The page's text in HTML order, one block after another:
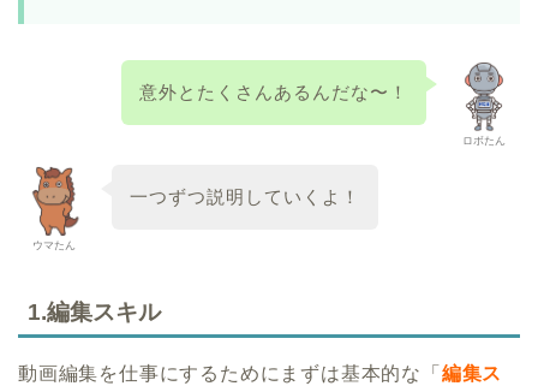
ロボたん
意外とたくさんあるんだな〜！
ウマたん
一つずつ説明していくよ！
1.編集スキル
動画編集を仕事にするためにまずは基本的な「 編集ス